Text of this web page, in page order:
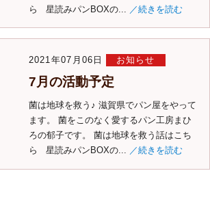
ら 星読みパンBOXの...
／続きを読む
2021年07月06日 お知らせ
7月の活動予定
菌は地球を救う♪ 滋賀県でパン屋をやって
ます。 菌をこのなく愛するパン工房まひ
ろの郁子です。 菌は地球を救う話はこち
ら 星読みパンBOXの...
／続きを読む